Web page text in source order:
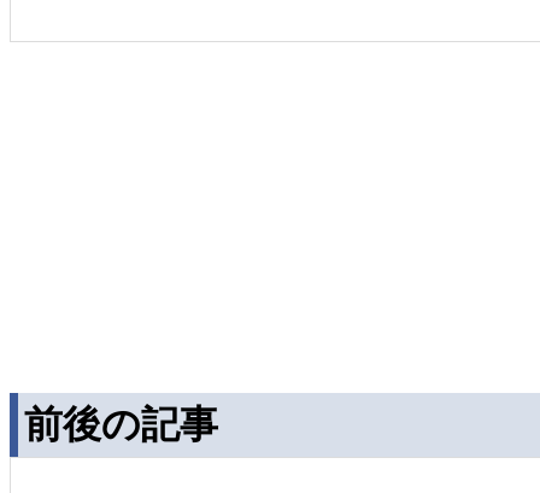
前後の記事